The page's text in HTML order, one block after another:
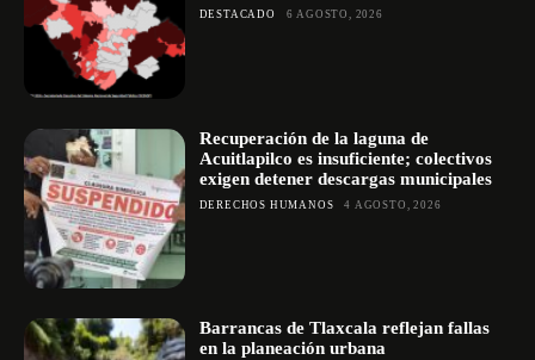
DESTACADO 6 AGOSTO, 2026
Recuperación de la laguna de
Acuitlapilco es insuficiente; colectivos
exigen detener descargas municipales
DERECHOS HUMANOS 4 AGOSTO, 2026
Barrancas de Tlaxcala reflejan fallas
en la planeación urbana